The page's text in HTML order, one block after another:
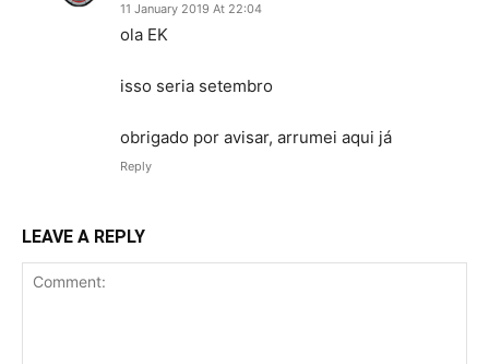
11 January 2019 At 22:04
ola EK
isso seria setembro
obrigado por avisar, arrumei aqui já
Reply
LEAVE A REPLY